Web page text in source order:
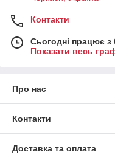
Контакти
Сьогодні працює з
Показати весь
Про нас
Контакти
Доставка та оплата